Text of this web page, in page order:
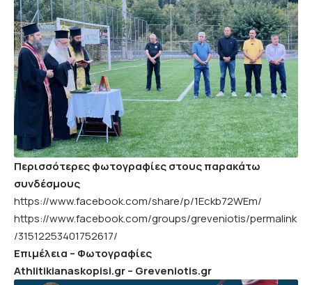
Περισσότερες φωτογραφίες στους παρακάτω
συνδέσμους
https://www.facebook.com/share/p/1Eckb72WEm/
https://www.facebook.com/groups/greveniotis/permalink
/31512253401752617/
Επιμέλεια – Φωτογραφίες
Athlitikianaskopisi.gr – Greveniotis.gr